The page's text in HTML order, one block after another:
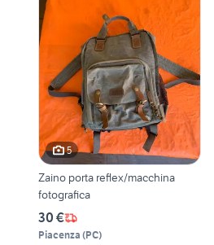
5
Zaino porta reflex/macchina
fotografica
30 €
Piacenza (PC)